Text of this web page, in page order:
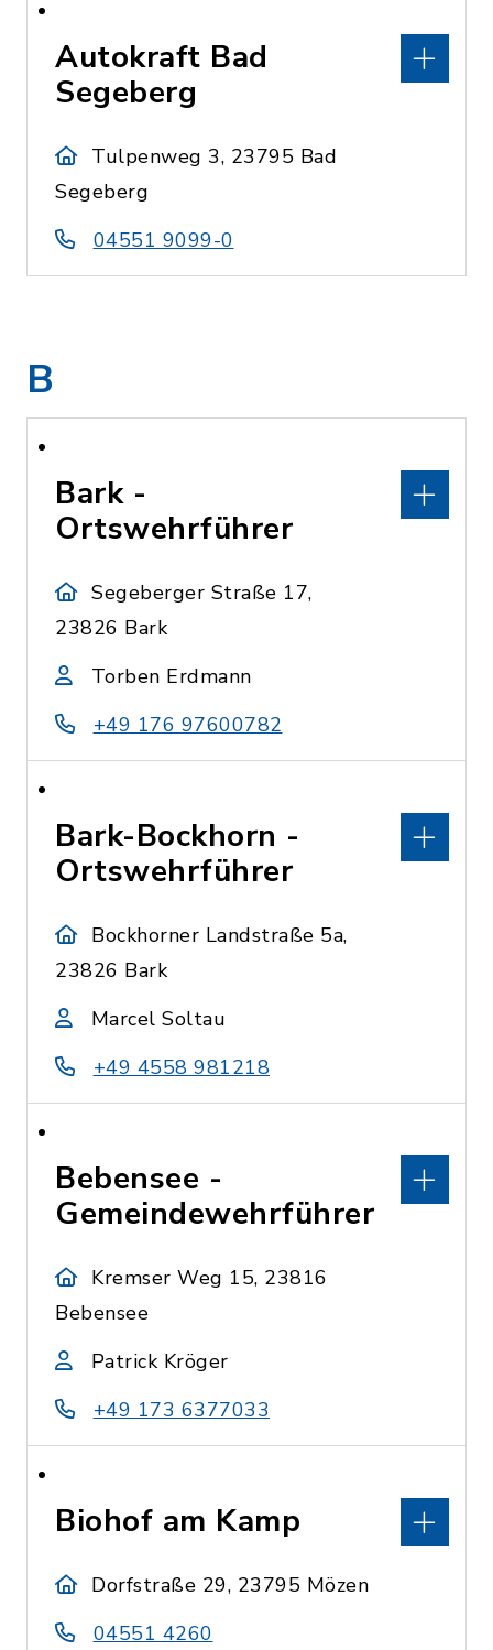
Autokraft Bad
Segeberg
Tulpenweg 3, 23795 Bad
Segeberg
04551 9099-0
B
Bark -
Ortswehrführer
Segeberger Straße 17,
23826 Bark
Torben Erdmann
+49 176 97600782
Bark-Bockhorn -
Ortswehrführer
Bockhorner Landstraße 5a,
23826 Bark
Marcel Soltau
+49 4558 981218
Bebensee -
Gemeindewehrführer
Kremser Weg 15, 23816
Bebensee
Patrick Kröger
+49 173 6377033
Biohof am Kamp
Dorfstraße 29, 23795 Mözen
04551 4260